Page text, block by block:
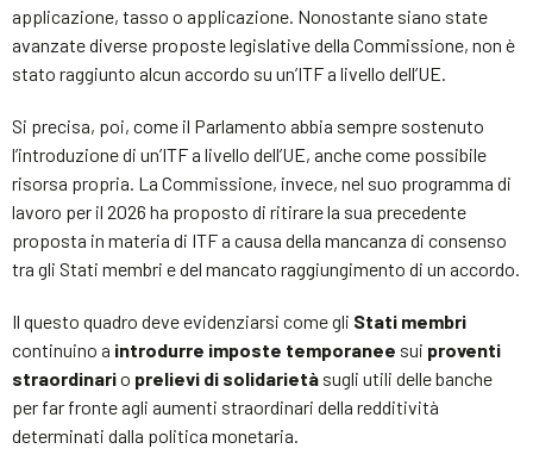
applicazione, tasso o applicazione. Nonostante siano state
avanzate diverse proposte legislative della Commissione, non è
stato raggiunto alcun accordo su un’ITF a livello dell’UE.
Si precisa, poi, come il Parlamento abbia sempre sostenuto
l’introduzione di un’ITF a livello dell’UE, anche come possibile
risorsa propria. La Commissione, invece, nel suo programma di
lavoro per il 2026 ha proposto di ritirare la sua precedente
proposta in materia di ITF a causa della mancanza di consenso
tra gli Stati membri e del mancato raggiungimento di un accordo.
Il questo quadro deve evidenziarsi come gli Stati membri
continuino a introdurre imposte temporanee sui proventi
straordinario prelievi di solidarietà sugli utili delle banche
per far fronte agli aumenti straordinari della redditività
determinati dalla politica monetaria.